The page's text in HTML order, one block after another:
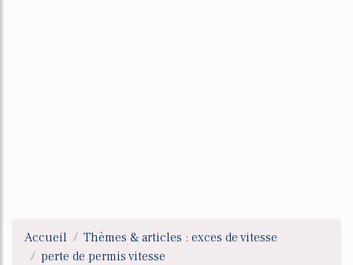
Accueil
Thèmes & articles : exces de vitesse
perte de permis vitesse